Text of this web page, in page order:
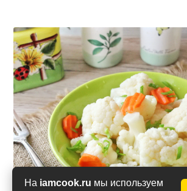
На iamcook.ru мы используем